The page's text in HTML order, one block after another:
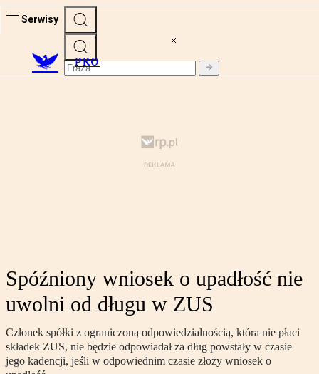
Serwisy
PRO
Spóźniony wniosek o upadłość nie
uwolni od długu w ZUS
Członek spółki z ograniczoną odpowiedzialnością, która nie płaci
składek ZUS, nie będzie odpowiadał za dług powstały w czasie
jego kadencji, jeśli w odpowiednim czasie złoży wniosek o